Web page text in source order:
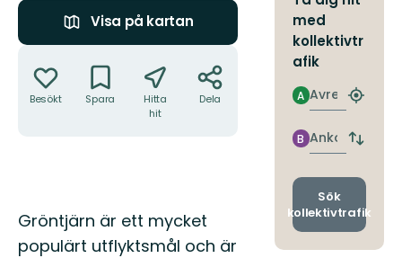
Visa på kartan
Besökt Spara
Hitta
hit
Dela
Beskrivning
Gröntjärn är ett mycket
populärt utflyktsmål och är
med
kollektivtr
afik
Avresa
A
Hitta
Ankomst
B
Byt
och
Sök
kollektivtrafik